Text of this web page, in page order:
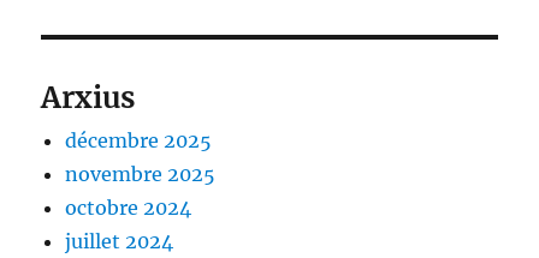
Arxius
décembre 2025
novembre 2025
octobre 2024
juillet 2024